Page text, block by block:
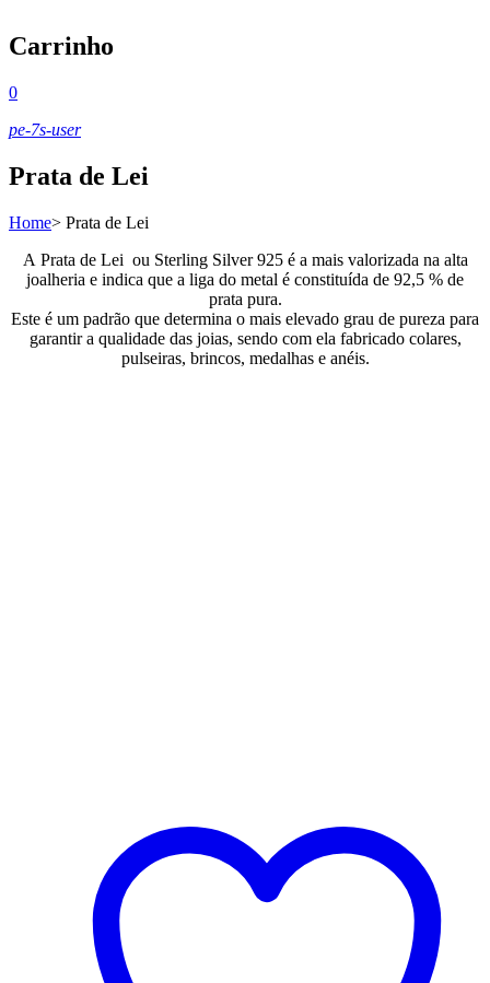
Carrinho
0
pe-7s-user
Prata de Lei
Home> Prata de Lei
A Prata de Lei ou Sterling Silver 925 é a mais valorizada na alta
joalheria e indica que a liga do metal é constituída de 92,5 % de
prata pura.
Este é um padrão que determina o mais elevado grau de pureza para
garantir a qualidade das joias, sendo com ela fabricado colares,
pulseiras, brincos, medalhas e anéis.